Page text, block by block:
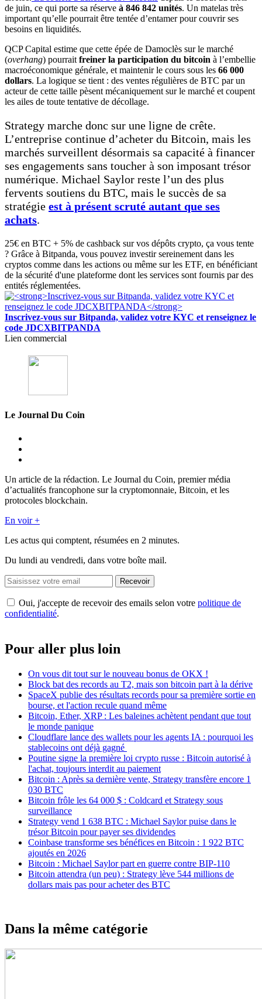
de juin, ce qui porte sa réserve à 846 842 unités. Un matelas très
important qu’elle pourrait être tentée d’entamer pour couvrir ses
besoins en liquidités.
QCP Capital estime que cette épée de Damoclès sur le marché
(overhang) pourrait freiner la participation du bitcoin à l’embellie
macroéconomique générale, et maintenir le cours sous les 66 000
dollars. La logique se tient : des ventes régulières de BTC par un
acteur de cette taille pèsent mécaniquement sur le marché et coupent
les ailes de toute tentative de décollage.
Strategy marche donc sur une ligne de crête.
L’entreprise continue d’acheter du Bitcoin, mais les
marchés surveillent désormais sa capacité à financer
ses engagements sans toucher à son imposant trésor
numérique. Michael Saylor reste l’un des plus
fervents soutiens du BTC, mais le succès de sa
stratégie est à présent scruté autant que ses
achats.
25€ en BTC + 5% de cashback sur vos dépôts crypto, ça vous tente
? Grâce à Bitpanda, vous pouvez investir sereinement dans les
cryptos comme dans les actions ou même sur les ETF, en bénéficiant
de la sécurité d'une plateforme dont les services sont fournis par des
entités réglementées.
Inscrivez-vous sur Bitpanda, validez votre KYC et renseignez le
code JDCXBITPANDA
Lien commercial
Le Journal Du Coin
Un article de la rédaction. Le Journal du Coin, premier média
d’actualités francophone sur la cryptomonnaie, Bitcoin, et les
protocoles blockchain.
En voir +
Les actus qui comptent, résumées en 2 minutes.
Du lundi au vendredi, dans votre boîte mail.
Recevoir
Oui, j'accepte de recevoir des emails selon votre politique de
confidentialité.
Pour aller plus loin
On vous dit tout sur le nouveau bonus de OKX !
Block bat des records au T2, mais son bitcoin part à la dérive
SpaceX publie des résultats records pour sa première sortie en
bourse, et l'action recule quand même
Bitcoin, Ether, XRP : Les baleines achètent pendant que tout
le monde panique
Cloudflare lance des wallets pour les agents IA : pourquoi les
stablecoins ont déjà gagné
Poutine signe la première loi crypto russe : Bitcoin autorisé à
l'achat, toujours interdit au paiement
Bitcoin : Après sa dernière vente, Strategy transfère encore 1
030 BTC
Bitcoin frôle les 64 000 $ : Coldcard et Strategy sous
surveillance
Strategy vend 1 638 BTC : Michael Saylor puise dans le
trésor Bitcoin pour payer ses dividendes
Coinbase transforme ses bénéfices en Bitcoin : 1 922 BTC
ajoutés en 2026
Bitcoin : Michael Saylor part en guerre contre BIP-110
Bitcoin attendra (un peu) : Strategy lève 544 millions de
dollars mais pas pour acheter des BTC
Dans la même catégorie